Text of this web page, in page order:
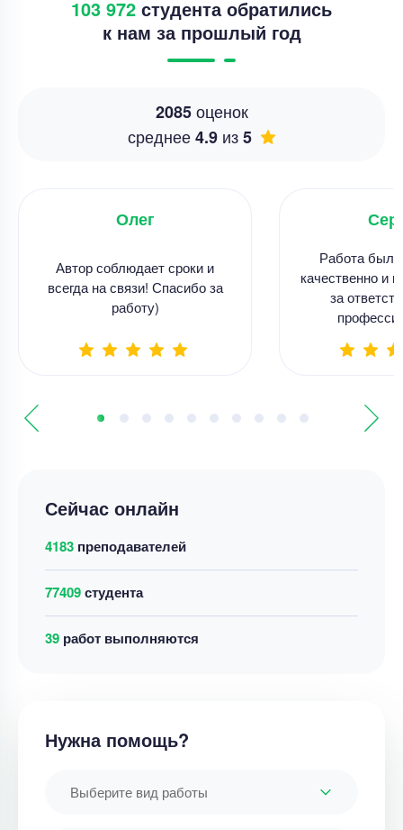
Сейчас онлайн
4183 преподавателей
77409студента
39 работ выполняются
Нужна помощь?
Выберите вид работы
103 972 студента обратились
к нам за прошлый год
2085оценок
среднее4.9 из5
Олег
Автор соблюдает сроки и
всегда на связи! Спасибо за
работу)
Работа
качественно и
за